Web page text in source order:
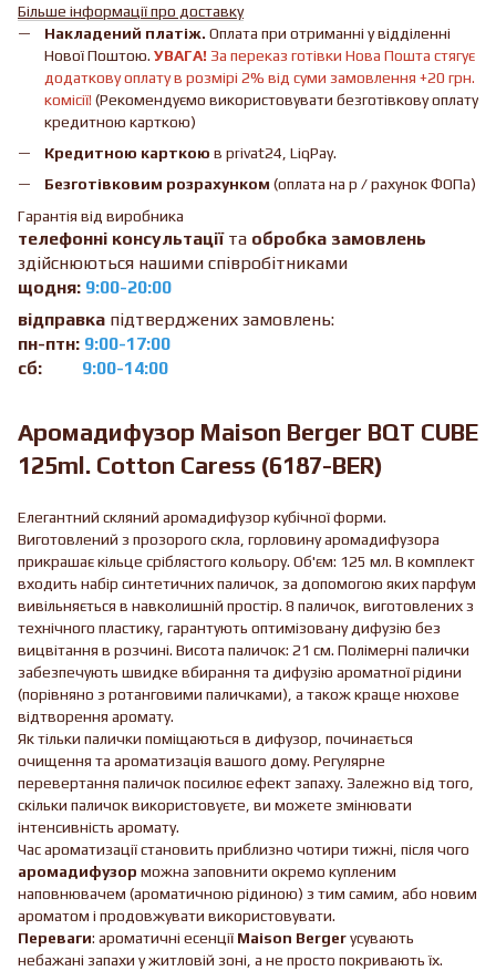
Більше інформації про доставку
Накладений платіж. Оплата при отриманні у відділенні
Нової Поштою. УВАГА! За переказ готівки Нова Пошта стягує
додаткову оплату в розмірі 2% від суми замовлення +20 грн.
комісії! (Рекомендуємо використовувати безготівкову оплату
кредитною карткою)
Кредитною карткою в privat24, LiqPay.
Безготівковим розрахунком (оплата на р / рахунок ФОПа)
Гарантія від виробника
телефонні консультації та обробка замовлень
здійснюються нашими співробітниками
щодня: 9:00-20:00
відправка підтверджених замовлень:
пн-птн: 9:00-17:00
сб:
9:00-14:00
Аромадифузор Maison Berger BQT CUBE
125ml. Cotton Caress (6187-BER)
Елегантний скляний аромадифузор кубічної форми.
Виготовлений з прозорого скла, горловину аромадифузора
прикрашає кільце сріблястого кольору. Об'єм: 125 мл. В комплект
входить набір синтетичних паличок, за допомогою яких парфум
вивільняється в навколишній простір. 8 паличок, виготовлених з
технічного пластику, гарантують оптимізовану дифузію без
вицвітання в розчині. Висота паличок: 21 см. Полімерні палички
забезпечують швидке вбирання та дифузію ароматної рідини
(порівняно з ротанговими паличками), а також краще нюхове
відтворення аромату.
Як тільки палички поміщаються в дифузор, починається
очищення та ароматизація вашого дому. Регулярне
перевертання паличок посилює ефект запаху. Залежно від того,
скільки паличок використовуєте, ви можете змінювати
інтенсивність аромату.
Час ароматизації становить приблизно чотири тижні, після чого
аромадифузор можна заповнити окремо купленим
наповнювачем (ароматичною рідиною) з тим самим, або новим
ароматом і продовжувати використовувати.
Переваги: ароматичні есенції Maison Bergerусувають
небажані запахи у житловій зоні, а не просто покривають їх.